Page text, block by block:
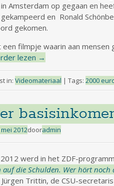
Amsterdam op gegaan en
en Ronald
gekomen.
filmpje waarin aan
lezen →
in: Videomateriaal | Tags: 2000
2012dooradmin
werd in het ZDF-
auf die Schulden. Wer hört noch
Trittin, de CSU-